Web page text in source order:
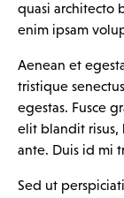
quasi architecto
enim ipsam
Aenean et
tristique
egestas. Fusce
elit blandit risus,
ante. Duis id mi
Sed ut